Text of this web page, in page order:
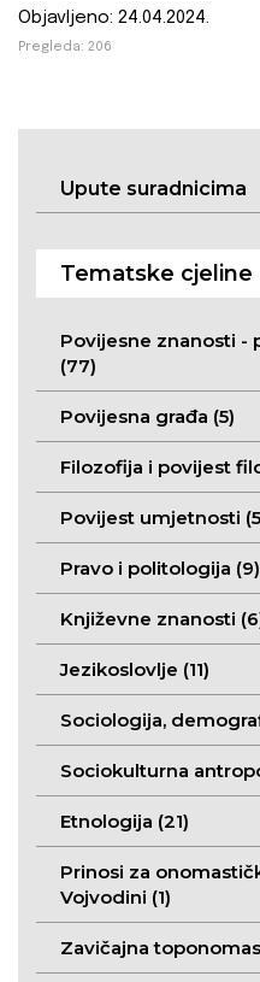
Objavljeno: 24.04.2024.
Pregleda: 206
Upute suradnicima
Tematske cjeline
Povijesne znanosti -
(77)
Povijesna građa (5)
Filozofija i povijest
Povijest umjetnosti
Pravo i politologija (9)
Književne znanosti
Jezikoslovlje (11)
Sociologija,
Sociokulturna
Etnologija (21)
Prinosi za
Vojvodini (1)
Zavičajna